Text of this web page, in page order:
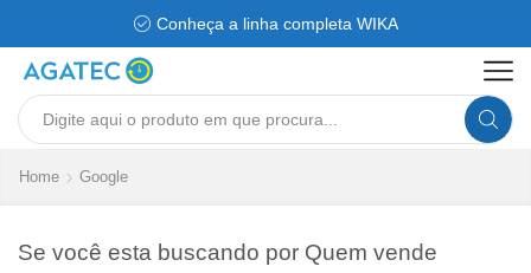
Conheça a linha completa WIKA
Search
Home Google
Se você esta buscando por Quem vende